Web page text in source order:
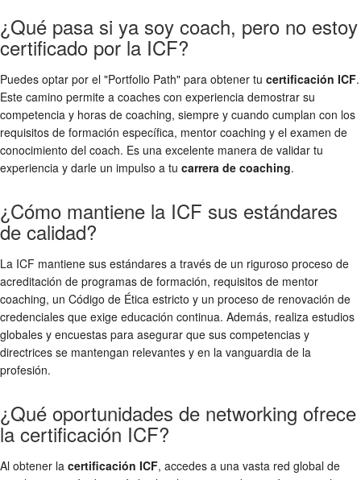
¿Qué pasa si ya soy coach, pero no estoy
certificado por la ICF?
Puedes optar por el "Portfolio Path" para obtener tu certificación ICF.
Este camino permite a coaches con experiencia demostrar su
competencia y horas de coaching, siempre y cuando cumplan con los
requisitos de formación específica, mentor coaching y el examen de
conocimiento del coach. Es una excelente manera de validar tu
experiencia y darle un impulso a tu carrera de coaching.
¿Cómo mantiene la ICF sus estándares
de calidad?
La ICF mantiene sus estándares a través de un riguroso proceso de
acreditación de programas de formación, requisitos de mentor
coaching, un Código de Ética estricto y un proceso de renovación de
credenciales que exige educación continua. Además, realiza estudios
globales y encuestas para asegurar que sus competencias y
directrices se mantengan relevantes y en la vanguardia de la
profesión.
¿Qué oportunidades de networking ofrece
la certificación ICF?
Al obtener la certificación ICF, accedes a una vasta red global de